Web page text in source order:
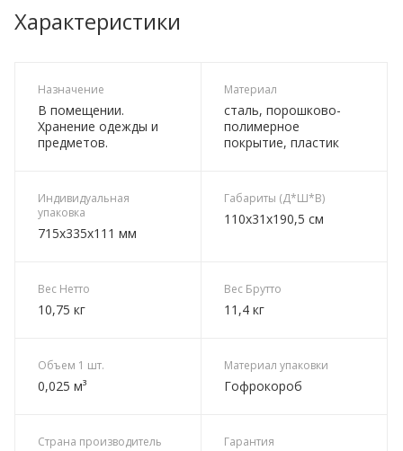
Характеристики
Назначение
В помещении.
Хранение одежды и
предметов.
Материал
сталь, порошково-
полимерное
покрытие, пластик
Индивидуальная
упаковка
715х335х111 мм
Габариты (Д*Ш*В)
110х31х190,5 см
Вес Нетто
10,75 кг
Вес Брутто
11,4 кг
Объем 1 шт.
0,025 м³
Материал упаковки
Гофрокороб
Страна производитель Гарантия